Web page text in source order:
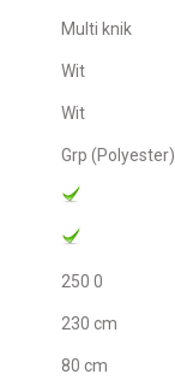
Multi knik
Wit
Wit
Grp (Polyester)
250 0
230 cm
80 cm